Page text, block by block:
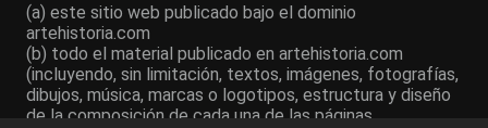
(a) este sitio web publicado bajo el dominio
artehistoria.com
(b) todo el material publicado en artehistoria.com
(incluyendo, sin limitación, textos, imágenes, fotografías,
dibujos, música, marcas o logotipos, estructura y diseño
de la composición de cada una de las páginas